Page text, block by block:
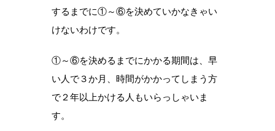
するまでに①～⑥を決めていかなきゃい
けないわけです。
①～⑥を決めるまでにかかる期間は、早
い人で３か月、時間がかかってしまう方
で２年以上かける人もいらっしゃいま
す。